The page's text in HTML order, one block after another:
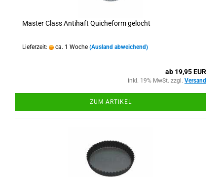
Master Class Antihaft Quicheform gelocht
Lieferzeit: ca. 1 Woche (Ausland abweichend)
ab 19,95 EUR
inkl. 19% MwSt. zzgl. Versand
ZUM ARTIKEL